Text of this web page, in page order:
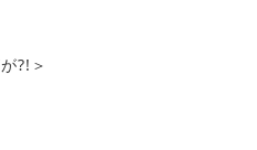
?!＞